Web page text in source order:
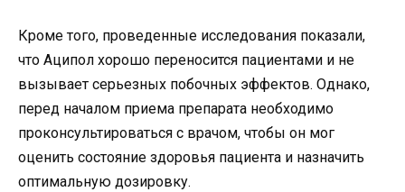
Кроме того, проведенные исследования показали,
что Аципол хорошо переносится пациентами и не
вызывает серьезных побочных эффектов. Однако,
перед началом приема препарата необходимо
проконсультироваться с врачом, чтобы он мог
оценить состояние здоровья пациента и назначить
оптимальную дозировку.